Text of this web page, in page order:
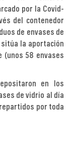
por la Covid-
del contenedor
de envases de
sitúa la aportación
(unos 58 envases
en los
de vidrio al día
por toda